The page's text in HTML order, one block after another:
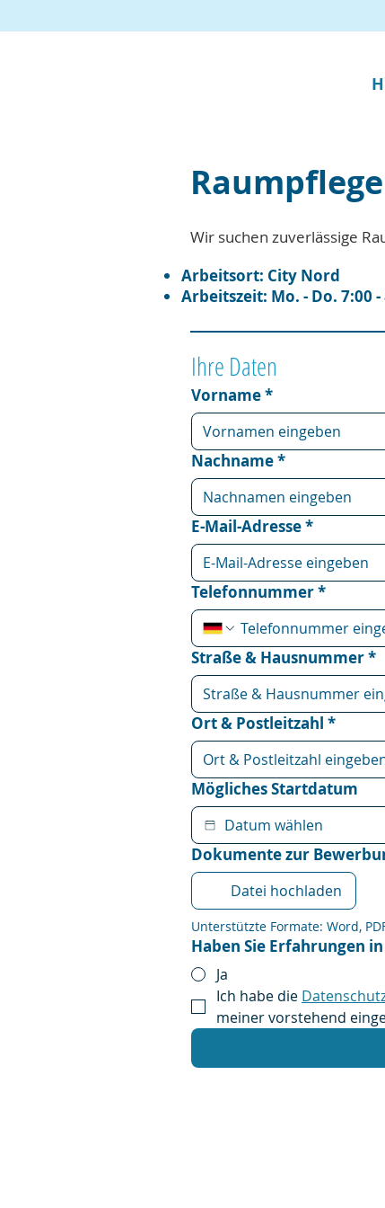
Wir suchen zuverlässige
Arbeitsort: City Nord
Arbeitszeit: Mo. - Do. 7:00
Ihre Daten
Vorname*
Nachname*
E-Mail-Adresse*
Telefonnummer*
Straße & Hausnummer*
Ort & Postleitzahl *
Mögliches Startdatum
Dokumente zur
Datei hochladen
Unterstützte Formate: Word,
Haben Sie Erfahrungen
Ja
Ich habe die
meiner vorstehend